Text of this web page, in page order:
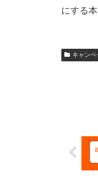
にする
キャンペ